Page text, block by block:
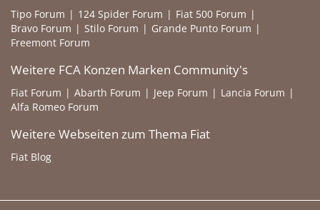
Tipo Forum 124 Spider Forum
Fiat 500 Forum
Bravo Forum
Stilo Forum
Grande Punto Forum
Freemont Forum
Weitere FCA Konzen Marken Community's
Fiat Forum Abarth Forum Jeep Forum
Lancia Forum
Alfa Romeo Forum
Weitere Webseiten zum Thema Fiat
Fiat Blog